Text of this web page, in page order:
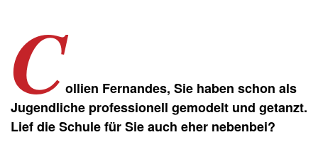
Collien Fernandes, Sie haben schon als
Jugendliche professionell gemodelt und getanzt.
Lief die Schule für Sie auch eher nebenbei?